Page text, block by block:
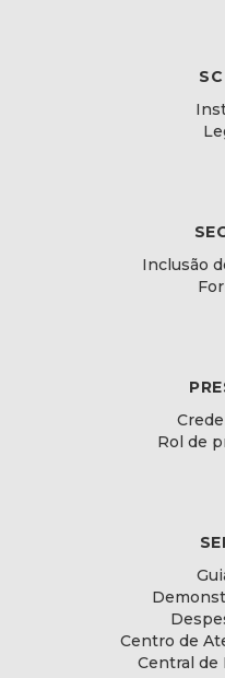
Inclusão
Rol de
Centro de
Central de